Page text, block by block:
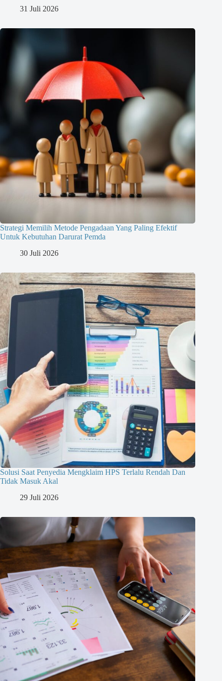
31 Juli 2026
Strategi Memilih Metode Pengadaan Yang Paling Efektif
Untuk Kebutuhan Darurat Pemda
30 Juli 2026
Solusi Saat Penyedia Mengklaim HPS Terlalu Rendah Dan
Tidak Masuk Akal
29 Juli 2026